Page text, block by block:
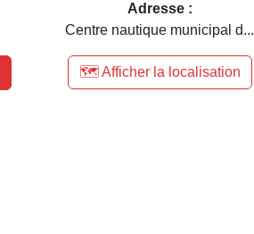
Adresse :
Centre nautique municipal d...
🗺️ Afficher la localisation